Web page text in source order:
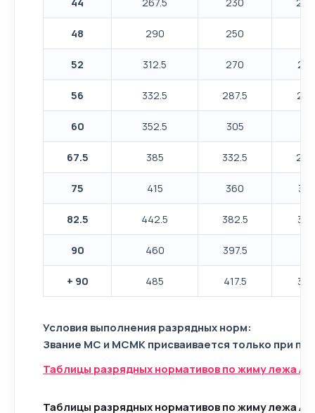
48 290 250
52 312.5 270
56 332.5 287.5
60 352.5 305
67.5 385 332.5
75 415 360
82.5 442.5 382.5
90 460 397.5
+ 90 485 417.5
Условия выполнения разрядных норм:
Звание МС и МСМК присваивается только при
Таблицы разрядных нормативов по жиму лежа
Таблицы разрядных нормативов по жиму лежа